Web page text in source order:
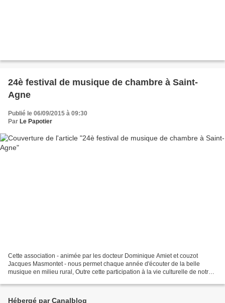
24è festival de musique de chambre à Saint-
Agne
Publié le 06/09/2015 à 09:30
Par Le Papotier
Cette association - animée par les docteur Dominique Amiet et couzot
Jacques Masmontet - nous permet chaque année d'écouter de la belle
musique en milieu rural, Outre cette participation à la vie culturelle de notre
Hébergé par Canalblog